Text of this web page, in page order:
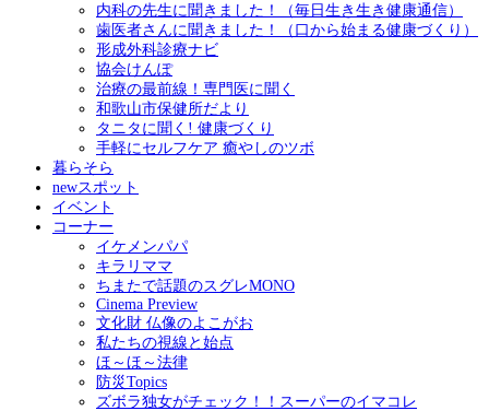
内科の先生に聞きました！（毎日生き生き健康通信）
歯医者さんに聞きました！（口から始まる健康づくり）
形成外科診療ナビ
協会けんぽ
治療の最前線！専門医に聞く
和歌山市保健所だより
タニタに聞く! 健康づくり
手軽にセルフケア 癒やしのツボ
暮らそら
newスポット
イベント
コーナー
イケメンパパ
キラリママ
ちまたで話題のスグレMONO
Cinema Preview
文化財 仏像のよこがお
私たちの視線と始点
ほ～ほ～法律
防災Topics
ズボラ独女がチェック！！スーパーのイマコレ